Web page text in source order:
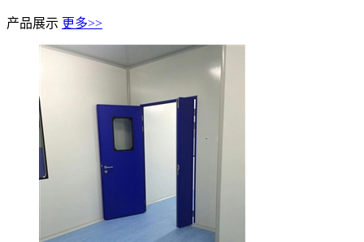
产品展示 更多>>